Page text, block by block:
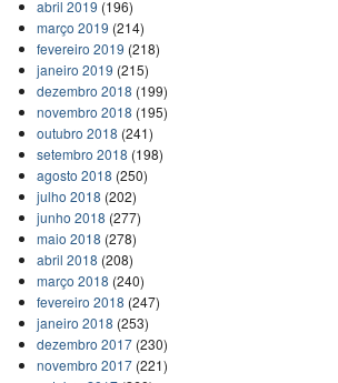
abril 2019 (196)
março 2019 (214)
fevereiro 2019 (218)
janeiro 2019 (215)
dezembro 2018 (199)
novembro 2018 (195)
outubro 2018 (241)
setembro 2018 (198)
agosto 2018 (250)
julho 2018 (202)
junho 2018 (277)
maio 2018 (278)
abril 2018 (208)
março 2018 (240)
fevereiro 2018 (247)
janeiro 2018 (253)
dezembro 2017(230)
novembro 2017(221)